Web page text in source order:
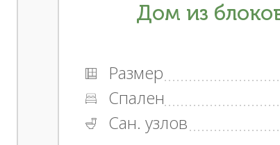
Дом из
Размер
Спален
Сан. узлов